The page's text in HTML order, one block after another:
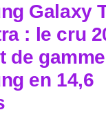
Galaxy
: le cru
de gamme
en 14,6